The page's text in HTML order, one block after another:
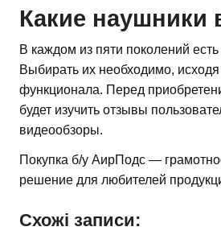
Какие наушники
В каждом из пяти поколений
Выбирать их необходимо,
функционала. Перед
будет изучить отзывы
видеообзоры.
Покупка б/у АирПодс —
решение для любителей
Схожі записи: